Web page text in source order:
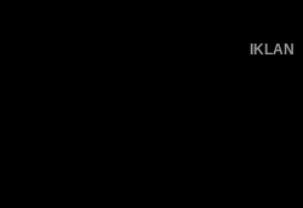
IKLAN